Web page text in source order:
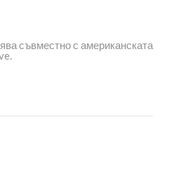
съвместно с американската